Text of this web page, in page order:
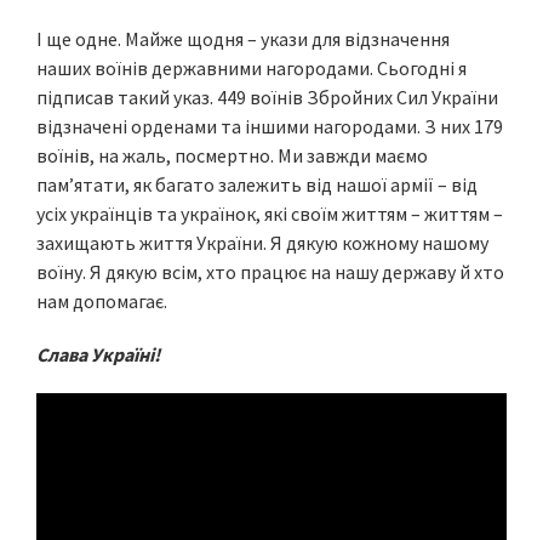
І ще одне. Майже щодня – укази для відзначення
наших воїнів державними нагородами. Сьогодні я
підписав такий указ. 449 воїнів Збройних Сил України
відзначені орденами та іншими нагородами. З них 179
воїнів, на жаль, посмертно. Ми завжди маємо
пам’ятати, як багато залежить від нашої армії – від
усіх українців та українок, які своїм життям – життям –
захищають життя України. Я дякую кожному нашому
воїну. Я дякую всім, хто працює на нашу державу й хто
нам допомагає.
Слава Україні!